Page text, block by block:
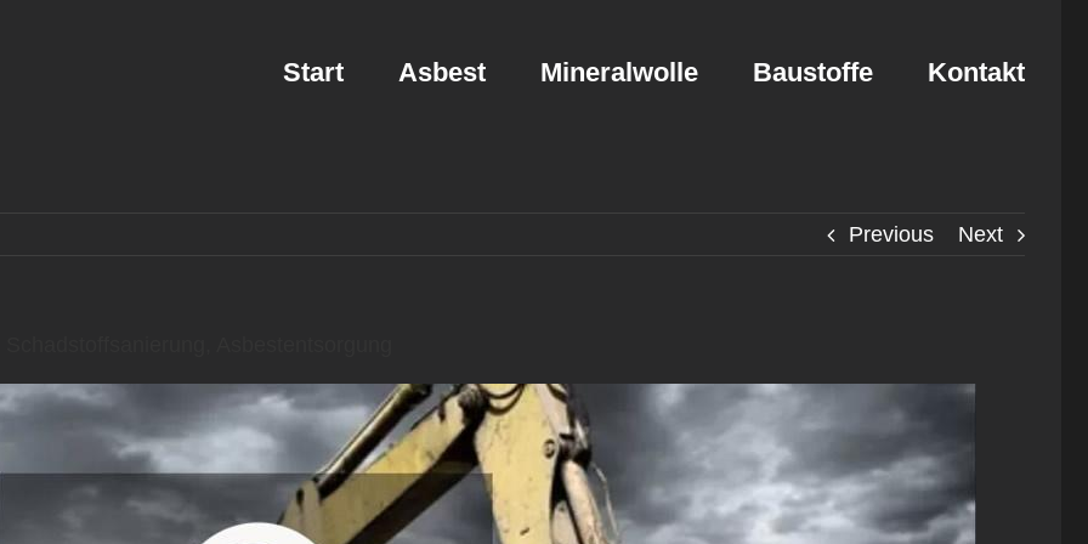
Start Asbest Mineralwolle Baustoffe Kontakt
Previous Next